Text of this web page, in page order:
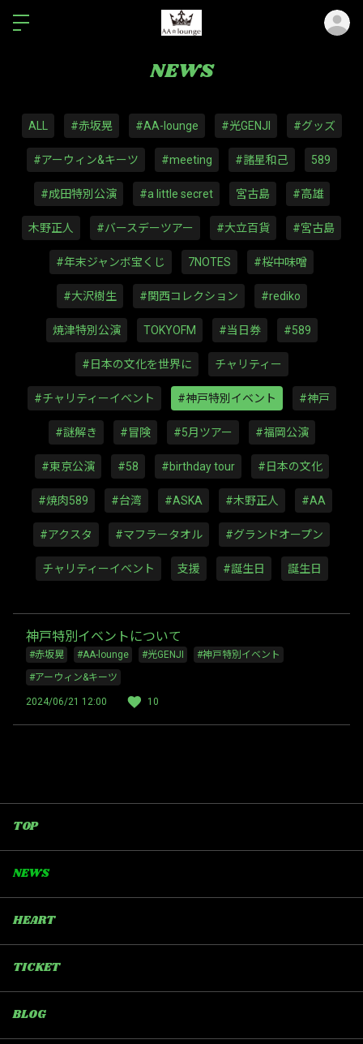
NEWS
ALL #赤坂晃 #AA-lounge #光GENJI #グッズ
#アーウィン&キーツ #meeting #諸星和己 589
#成田特別公演 #a little secret 宮古島 #高雄
木野正人 #バースデーツアー #大立百貨 #宮古島
#年末ジャンボ宝くじ 7NOTES #桜中味噌
#大沢樹生 #関西コレクション #rediko
焼津特別公演 TOKYOFM #当日券 #589
#日本の文化を世界に チャリティー
#チャリティーイベント #神戸特別イベント #神戸
#謎解き #冒険 #5月ツアー #福岡公演
#東京公演 #58 #birthday tour #日本の文化
#焼肉589 #台湾 #ASKA #木野正人 #AA
#アクスタ #マフラータオル #グランドオープン
チャリティーイベント 支援 #誕生日 誕生日
神戸特別イベントについて
#赤坂晃 #AA-lounge #光GENJI
#神戸特別イベント
#アーウィン&キーツ
2024/06/21 12:00 10
TOP
NEWS
HEART
TICKET
BLOG